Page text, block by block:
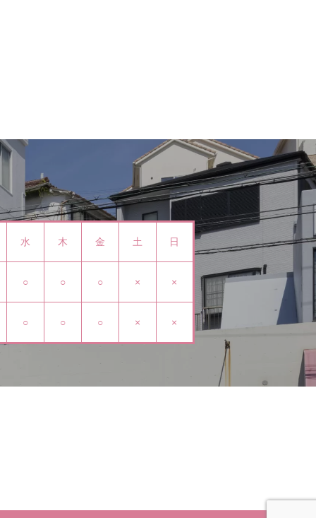
水 木 金 土 日
○ ○ ○ × ×
○ ○ ○ × ×